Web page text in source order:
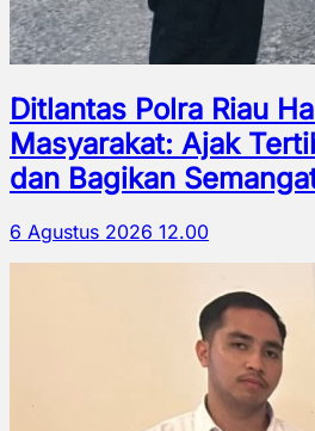
Ditlantas Polra Riau
Masyarakat: Ajak
dan Bagikan
6 Agustus 2026 12.00